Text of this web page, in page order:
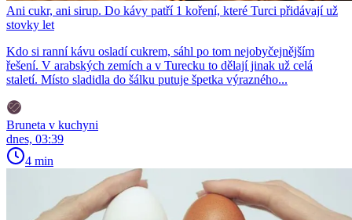
Ani cukr, ani sirup. Do kávy patří 1 koření, které Turci přidávají už
stovky let
Kdo si ranní kávu osladí cukrem, sáhl po tom nejobyčejnějším
řešení. V arabských zemích a v Turecku to dělají jinak už celá
staletí. Místo sladidla do šálku putuje špetka výrazného...
Bruneta v kuchyni
dnes, 03:39
4 min